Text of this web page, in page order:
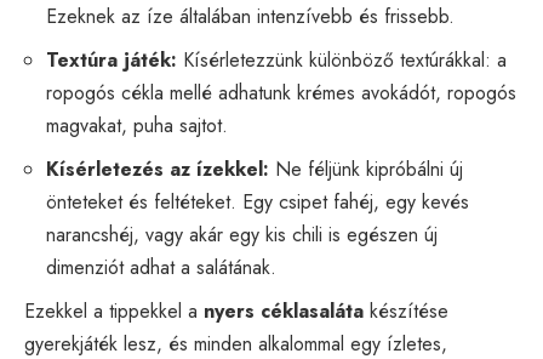
Ezeknek az íze általában intenzívebb és frissebb.
Textúra játék: Kísérletezzünk különböző textúrákkal: a
ropogós cékla mellé adhatunk krémes avokádót, ropogós
magvakat, puha sajtot.
Kísérletezés az ízekkel: Ne féljünk kipróbálni új
önteteket és feltéteket. Egy csipet fahéj, egy kevés
narancshéj, vagy akár egy kis chili is egészen új
dimenziót adhat a salátának.
Ezekkel a tippekkel a nyers céklasaláta készítése
gyerekjáték lesz, és minden alkalommal egy ízletes,